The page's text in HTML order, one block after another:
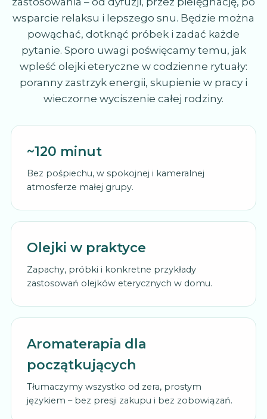
wsparcie relaksu i lepszego snu. Będzie można
powąchać, dotknąć próbek i zadać każde
pytanie. Sporo uwagi poświęcamy temu, jak
wpleść olejki eteryczne w codzienne rytuały:
poranny zastrzyk energii, skupienie w pracy i
wieczorne wyciszenie całej rodziny.
~120 minut
Bez pośpiechu, w spokojnej i kameralnej
atmosferze małej grupy.
Olejki w praktyce
Zapachy, próbki i konkretne przykłady
zastosowań olejków eterycznych w domu.
Aromaterapia dla
początkujących
Tłumaczymy wszystko od zera, prostym
językiem – bez presji zakupu i bez zobowiązań.